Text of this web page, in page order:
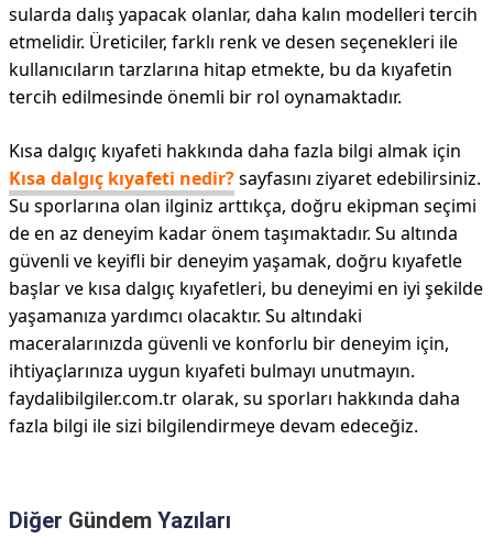
sularda dalış yapacak olanlar, daha kalın modelleri tercih
etmelidir. Üreticiler, farklı renk ve desen seçenekleri ile
kullanıcıların tarzlarına hitap etmekte, bu da kıyafetin
tercih edilmesinde önemli bir rol oynamaktadır.
Kısa dalgıç kıyafeti hakkında daha fazla bilgi almak için
Kısa dalgıç kıyafeti nedir?sayfasını ziyaret edebilirsiniz.
Su sporlarına olan ilginiz arttıkça, doğru ekipman seçimi
de en az deneyim kadar önem taşımaktadır. Su altında
güvenli ve keyifli bir deneyim yaşamak, doğru kıyafetle
başlar ve kısa dalgıç kıyafetleri, bu deneyimi en iyi şekilde
yaşamanıza yardımcı olacaktır. Su altındaki
maceralarınızda güvenli ve konforlu bir deneyim için,
ihtiyaçlarınıza uygun kıyafeti bulmayı unutmayın.
faydalibilgiler.com.tr olarak, su sporları hakkında daha
fazla bilgi ile sizi bilgilendirmeye devam edeceğiz.
Diğer Gündem Yazıları